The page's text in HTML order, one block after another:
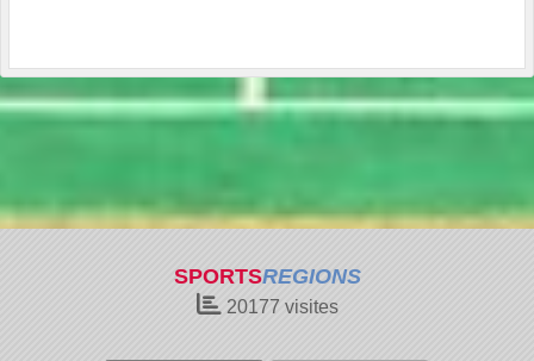
SPORTSREGIONS
20177 visites